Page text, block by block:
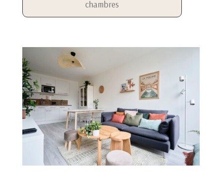
chambres